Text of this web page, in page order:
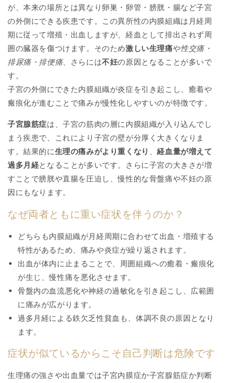
が、本来の場所とは異なり卵巣・卵管・膀胱・腸など子宮
の外側にできる疾患です。この異所性の内膜組織は月経周
期に従って増殖・出血しますが、経血として排出されず周
囲の臓器を傷つけます。そのため激しい生理痛や性交痛・
排尿痛・排便痛、さらには不妊の原因となることが多いで
す。
子宮の外側にできた内膜組織が炎症を引き起こし、癒着や
瘢痕化が進むことで痛みが慢性化しやすいのが特徴です。
子宮腺筋症は、子宮の筋肉の層に内膜組織が入り込んでし
まう疾患で、これにより子宮の壁が分厚く大きくなりま
す。結果的に生理の痛みがより重くなり 、経血量が増えて
過多月経となることが多いです。さらに子宮の大きさが増
すことで膀胱や直腸を圧迫し、慢性的な骨盤痛や不妊の原
因にもなります。
なぜ両者ともに重い症状を伴うのか？
どちらも内膜組織が月経周期に合わせて出血・増殖する
特性があるため、痛みや炎症が繰り返されます。
出血が体内に止まることで、周囲組織への癒着・瘢痕化
が生じ、慢性痛を悪化させます。
骨盤内の血流悪化や神経の過敏化を引き起こし、広範囲
に痛みが広がります。
過多月経による鉄欠乏性貧血も、体調不良の原因となり
ます。
症状が似ているからこそ自己判断は危険です
生理痛の強さや出血量では子宮内膜症か子宮腺筋症か判断